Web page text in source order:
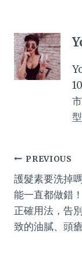
Post
PREVIOUS
護髮素要洗掉
能一直都做錯
正確用法，告
致的油膩、頭瘡